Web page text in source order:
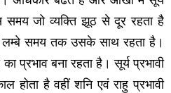
जो व्‍यक्ति झूठ से दूर रहता है
लम्‍बे समय तक उसके साथ रहता है।
प्रभाव बना रहता है। सूर्य प्रभावी
होता है वहीं शनि एवंराहु प्रभावी